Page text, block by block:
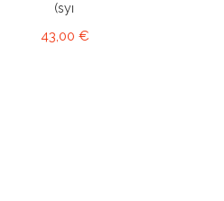
(syn....
43,00 €